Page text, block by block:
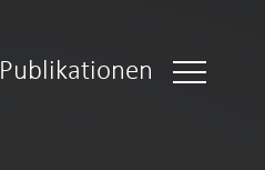
Publikationen